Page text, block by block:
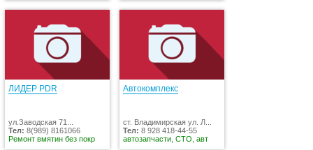
ЛИДЕР PDR
ул.Заводская 71...
Тел: 8(989) 8161066
Ремонт вмятин без покр
Автокомплекс
ст. Владимирская ул. Л...
Тел: 8 928 418-44-55
автозапчасти, СТО, авт